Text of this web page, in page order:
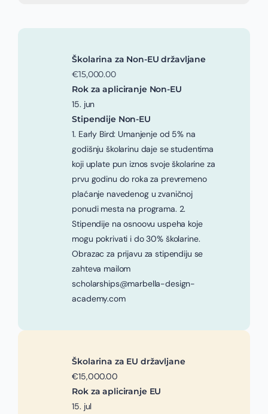
Školarina za Non-EU državljane
€15,000.00
Rok za apliciranje Non-EU
15. jun
Stipendije Non-EU
1. Early Bird: Umanjenje od 5% na
godišnju školarinu daje se studentima
koji uplate pun iznos svoje školarine za
prvu godinu do roka za prevremeno
plaćanje navedenog u zvaničnoj
ponudi mesta na programa. 2.
Stipendije na osnoovu uspeha koje
mogu pokrivati i do 30% školarine.
Obrazac za prijavu za stipendiju se
zahteva mailom
scholarships@marbella-design-
academy.com
Školarina za EU državljane
€15,000.00
Rok za apliciranje EU
15. jul